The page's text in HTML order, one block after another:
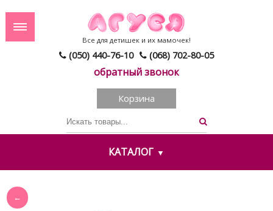
(050) 440-76-10 (068) 702-80-05
обратный звонок
Все для детишек и их мамочек!
Корзина
КАТАЛОГ